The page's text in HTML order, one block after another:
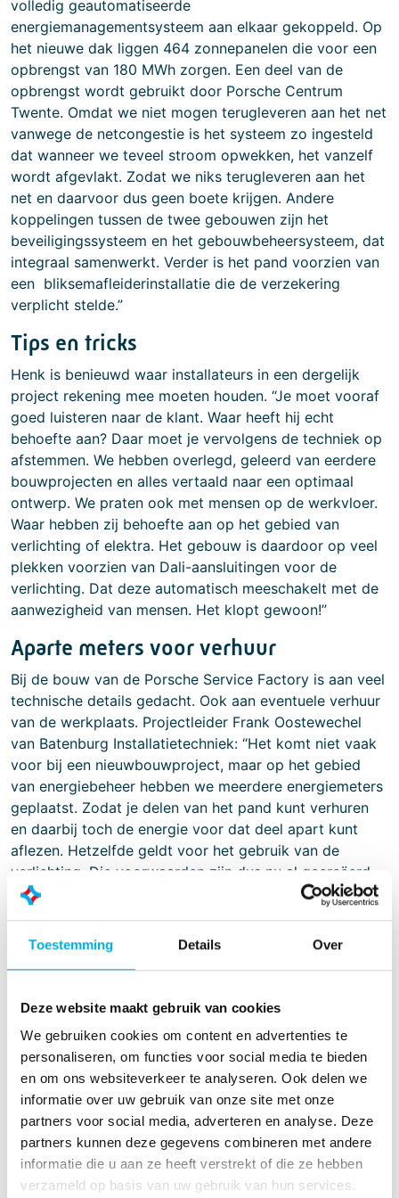
Toestemming Details Over
Deze website maakt gebruik van cookies
We gebruiken cookies om content en advertenties te
personaliseren, om functies voor social media te bieden
en om ons websiteverkeer te analyseren. Ook delen we
informatie over uw gebruik van onze site met onze
partners voor social media, adverteren en analyse. Deze
partners kunnen deze gegevens combineren met andere
informatie die u aan ze heeft verstrekt of die ze hebben
verzameld op basis van uw gebruik van hun services.
volledig geautomatiseerde
energiemanagementsysteem aan elkaar gekoppeld. Op
het nieuwe dak liggen 464 zonnepanelen die voor een
opbrengst van 180 MWh zorgen. Een deel van de
opbrengst wordt gebruikt door Porsche Centrum
Twente. Omdat we niet mogen terugleveren aan het net
vanwege de netcongestie is het systeem zo ingesteld
dat wanneer we teveel stroom opwekken, het vanzelf
wordt afgevlakt. Zodat we niks terugleveren aan het
net en daarvoor dus geen boete krijgen. Andere
koppelingen tussen de twee gebouwen zijn het
beveiligingssysteem en het gebouwbeheersysteem, dat
integraal samenwerkt. Verder is het pand voorzien van
een bliksemafleiderinstallatie die de verzekering
verplicht stelde.”
Tips en tricks
Henk is benieuwd waar installateurs in een dergelijk
project rekening mee moeten houden. “Je moet vooraf
goed luisteren naar de klant. Waar heeft hij echt
behoefte aan? Daar moet je vervolgens de techniek op
afstemmen. We hebben overlegd, geleerd van eerdere
bouwprojecten en alles vertaald naar een optimaal
ontwerp. We praten ook met mensen op de werkvloer.
Waar hebben zij behoefte aan op het gebied van
verlichting of elektra. Het gebouw is daardoor op veel
plekken voorzien van Dali-aansluitingen voor de
verlichting. Dat deze automatisch meeschakelt met de
aanwezigheid van mensen. Het klopt gewoon!”
Aparte meters voor verhuur
Bij de bouw van de Porsche Service Factory is aan veel
technische details gedacht. Ook aan eventuele verhuur
van de werkplaats. Projectleider Frank Oostewechel
van Batenburg Installatietechniek: “Het komt niet vaak
voor bij een nieuwbouwproject, maar op het gebied
van energiebeheer hebben we meerdere energiemeters
geplaatst. Zodat je delen van het pand kunt verhuren
en daarbij toch de energie voor dat deel apart kunt
aflezen. Hetzelfde geldt voor het gebruik van de
verlichting. Die voorwaarden zijn dus nu al gecreëerd,
zodat je later geen kunstgrepen hoeft uit te halen. Wel
Op de terugweg
bespreken. HENK: “Wat handig om alles in 3D te
tekenen voordat je begint. Zo kun je eventuele foutjes
er vroegtijdig uithalen.” DAAN: “Ik ben ook wel onder
de indruk van de keuze voor verschillende
warmtepompen. Daardoor schakel je werkplaats en
kantoor apart van elkaar. In de werkplaats hoeft het
niet zo snel warm te worden, maar in de kantoren
natuurlijk wel. Dat los je zo eenvoudig op.”
HENK: “Zou niks voor mij zijn. Ik wil het thuis in mijn